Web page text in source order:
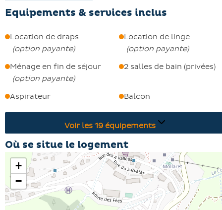
Equipements & services inclus
Location de draps
(option payante)
Location de linge
(option payante)
Ménage en fin de séjour
(option payante)
2 salles de bain (privées)
Aspirateur Balcon
Voir les 19 équipements
Où se situe le logement
+
−